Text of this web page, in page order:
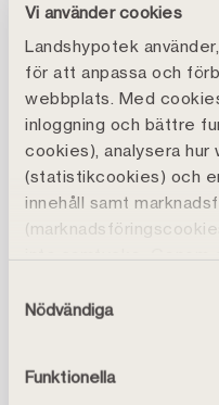
Vi använder cookies
Landshypotek
för att anpassa och
webbplats. Med
inloggning och bättre
cookies), analysera hur
(statistikcookies) och
innehåll samt
statistikcookies vilket är
Placeringen av
Nödvändiga
Funktionella
arvode till
val av ledamöter till
val av revisorer och
övriga ärenden
Protokoll
Protokoll inkl. bilagor